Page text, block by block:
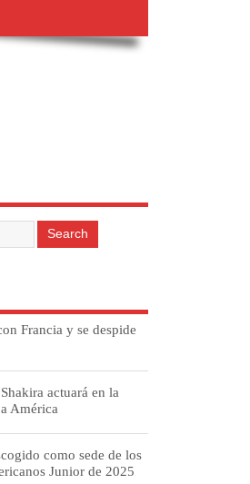
Francia y se despide
actuará en la
América
como sede de los
Junior de 2025